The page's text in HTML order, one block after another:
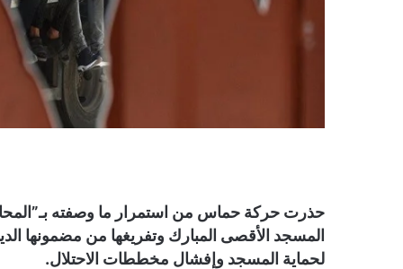
حذرت حركة حماس من استمرار ما وصفته
المسجد الأقصى المبارك وتفريغها من مضمونها
لحماية المسجد وإفشال مخططات الاحتلال.